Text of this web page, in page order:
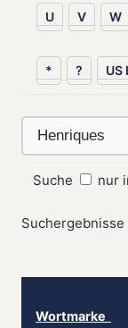
U V W
* ? US
Suche nur
Wortmarke